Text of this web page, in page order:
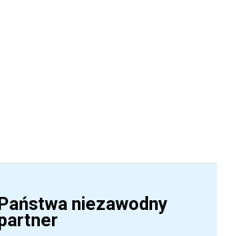
niezawodny